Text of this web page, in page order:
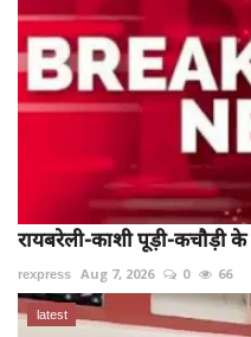
रायबरेली-काशी पूड़ी-कचौड़ी
rexpress Aug 7, 2026 0 66
latest